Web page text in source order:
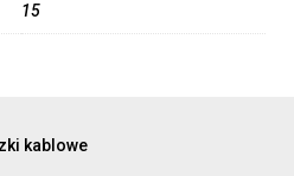
15
kablowe